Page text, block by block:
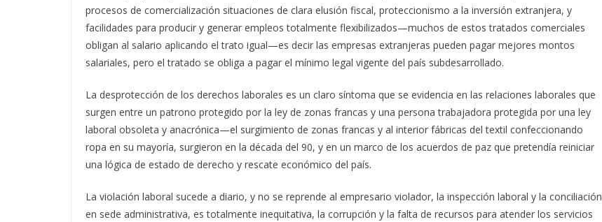
procesos de comercialización situaciones de clara elusión fiscal, proteccionismo a la inversión extranjera, y
facilidades para producir y generar empleos totalmente flexibilizados—muchos de estos tratados comerciales
obligan al salario aplicando el trato igual—es decir las empresas extranjeras pueden pagar mejores montos
salariales, pero el tratado se obliga a pagar el mínimo legal vigente del país subdesarrollado.
La desprotección de los derechos laborales es un claro síntoma que se evidencia en las relaciones laborales que
surgen entre un patrono protegido por la ley de zonas francas y una persona trabajadora protegida por una ley
laboral obsoleta y anacrónica—el surgimiento de zonas francas y al interior fábricas del textil confeccionando
ropa en su mayoría, surgieron en la década del 90, y en un marco de los acuerdos de paz que pretendía reiniciar
una lógica de estado de derecho y rescate económico del país.
La violación laboral sucede a diario, y no se reprende al empresario violador, la inspección laboral y la conciliación
en sede administrativa, es totalmente inequitativa, la corrupción y la falta de recursos para atender los servicios